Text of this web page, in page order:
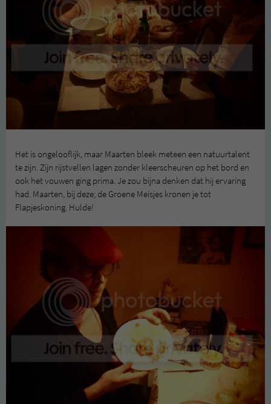
Het is ongelooflijk, maar Maarten bleek meteen een natuurtalent
te zijn. Zijn rijstvellen lagen zonder kleerscheuren op het bord en
ook het vouwen ging prima. Je zou bijna denken dat hij ervaring
had. Maarten, bij deze; de Groene Meisjes kronen je tot
Flapjeskoning. Hulde!